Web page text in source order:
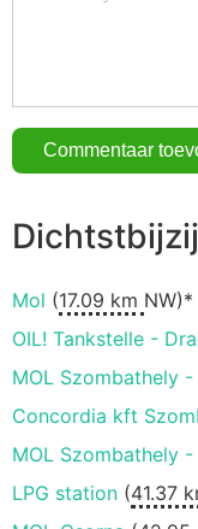
Mol (17.09 km NW)*
OIL! Tankstelle -
MOL Szombathely
Concordia kft
MOL Szombathely
LPG station (41.37